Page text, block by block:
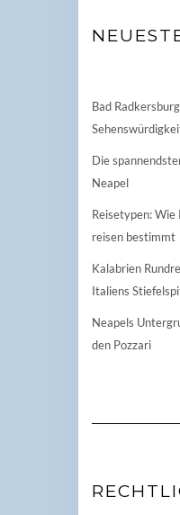
Bad
Die
Neapel
Reisetypen:
reisen bestimmt
Kalabrien
Italiens
Neapels
den Pozzari